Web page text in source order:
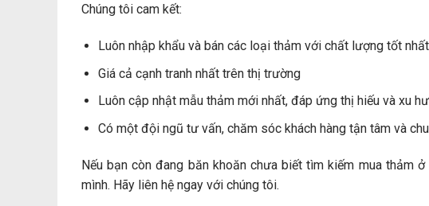
Chúng tôi cam kết:
Luôn nhập khẩu và bán các loại thảm với chất lượng tốt nhất
Giá cả cạnh tranh nhất trên thị trường
Luôn cập nhật mẫu thảm mới nhất, đáp ứng thị hiếu và xu
Có một đội ngũ tư vấn, chăm sóc khách hàng tận tâm và
Nếu bạn còn đang băn khoăn chưa biết tìm kiếm mua thảm
mình. Hãy liên hệ ngay với chúng tôi.